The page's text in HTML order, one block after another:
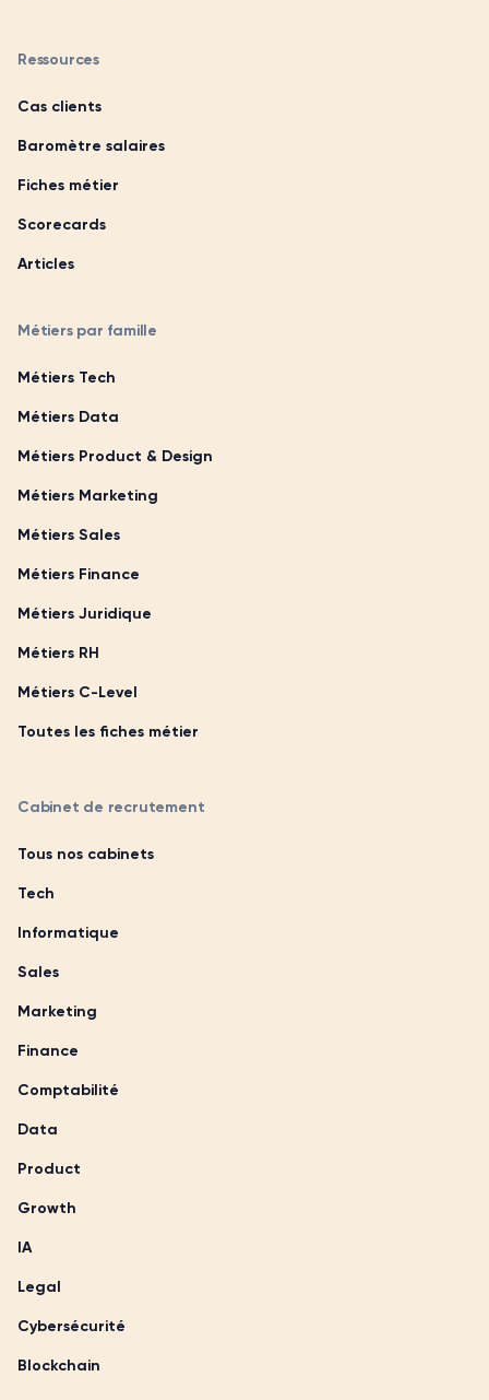
Ressources
Cas clients
Baromètre salaires
Fiches métier
Scorecards
Articles
Métiers par famille
Métiers Tech
Métiers Data
Métiers Product & Design
Métiers Marketing
Métiers Sales
Métiers Finance
Métiers Juridique
Métiers RH
Métiers C-Level
Toutes les fiches métier
Cabinet de recrutement
Tous nos cabinets
Tech
Informatique
Sales
Marketing
Finance
Comptabilité
Data
Product
Growth
IA
Legal
Cybersécurité
Blockchain